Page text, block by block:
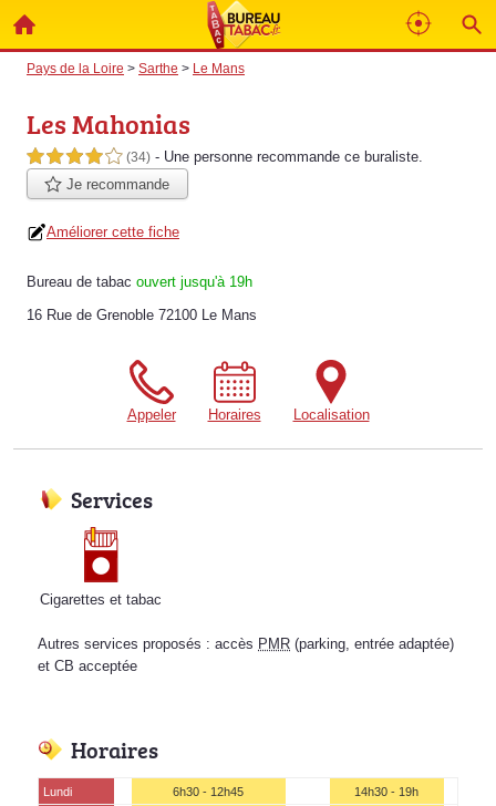
Pays de la Loire > Sarthe > Le Mans
Les Mahonias
4,0 étoiles sur 5 (34) - Une personne recommande ce buraliste.
Je recommande
Améliorer cette fiche
Bureau de tabac ouvert jusqu'à 19h
16 Rue de Grenoble 72100 Le Mans
Appeler Horaires Localisation
Services
Cigarettes et tabac
Autres services proposés : accès PMR (parking, entrée adaptée)
et CB acceptée
Horaires
Lundi 6h30 - 12h45
14h30 - 19h